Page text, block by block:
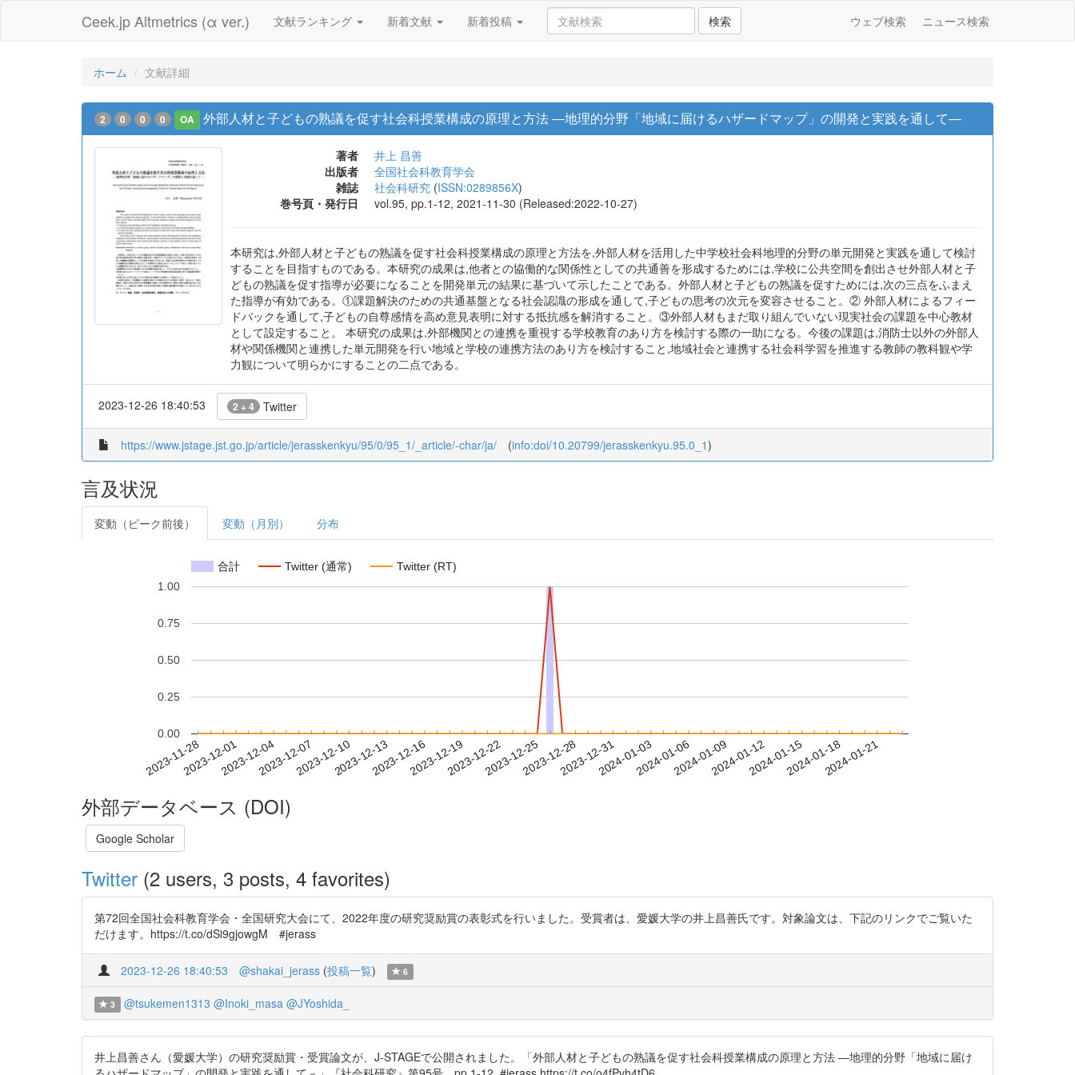
Ceek.jp Altmetrics (α ver.) 文献ランキング 新着文献 新着投稿 検索 ウェブ検索 ニュース検索
ホーム 文献詳細
2 0 0 0 OA 外部人材と子どもの熟議を促す社会科授業構成の原理と方法 ―地理的分野「地域に届けるハザードマップ」の開発と実践を通して―
著者
井上 昌善
出版者
全国社会科教育学会
雑誌
社会科研究 (ISSN:0289856X)
巻号頁・発行日
vol.95, pp.1-12, 2021-11-30 (Released:2022-10-27)
本研究は,外部人材と子どもの熟議を促す社会科授業構成の原理と方法を,外部人材を活用した中学校社会科地理的分野の単元開発と実践を通して検討
することを目指すものである。本研究の成果は,他者との協働的な関係性としての共通善を形成するためには,学校に公共空間を創出させ外部人材と子
どもの熟議を促す指導が必要になることを開発単元の結果に基づいて示したことである。外部人材と子どもの熟議を促すためには,次の三点をふまえ
た指導が有効である。①課題解決のための共通基盤となる社会認識の形成を通して,子どもの思考の次元を変容させること。② 外部人材によるフィー
ドバックを通して,子どもの自尊感情を高め意見表明に対する抵抗感を解消すること。③外部人材もまだ取り組んでいない現実社会の課題を中心教材
として設定すること。 本研究の成果は,外部機関との連携を重視する学校教育のあり方を検討する際の一助になる。今後の課題は,消防士以外の外部人
材や関係機関と連携した単元開発を行い地域と学校の連携方法のあり方を検討すること,地域社会と連携する社会科学習を推進する教師の教科観や学
力観について明らかにすることの二点である。
2023-12-26 18:40:53 2 + 4 Twitter
https://www.jstage.jst.go.jp/article/jerasskenkyu/95/0/95_1/_article/-char/ja/ (info:doi/10.20799/jerasskenkyu.95.0_1)
言及状況
変動（ピーク前後） 変動（月別） 分布
合計 Twitter (通常) Twitter (RT)
2023-11-282023-12-012023-12-042023-12-072023-12-102023-12-132023-12-162023-12-192023-12-222023-12-252023-12-282023-12-312024-01-032024-01-062024-01-092024-01-122024-01-152024-01-182024-01-21
0.00
0.25
0.50
0.75
1.00
外部データベース (DOI)
Google Scholar
Twitter (2 users, 3 posts, 4 favorites)
第72回全国社会科教育学会・全国研究大会にて、2022年度の研究奨励賞の表彰式を行いました。受賞者は、愛媛大学の井上昌善氏です。対象論文は、下記のリンクでご覧いた
だけます。https://t.co/dSi9gjowgM #jerass
2023-12-26 18:40:53 @shakai_jerass (投稿一覧) 6
3 @tsukemen1313 @Inoki_masa @JYoshida_
井上昌善さん（愛媛大学）の研究奨励賞・受賞論文が、J-STAGEで公開されました。「外部人材と子どもの熟議を促す社会科授業構成の原理と方法 ―地理的分野「地域に届け